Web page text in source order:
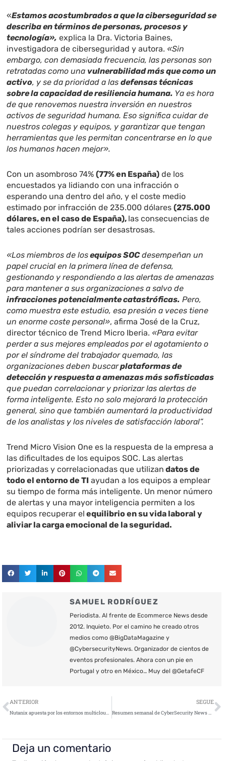
«Estamos acostumbrados a que la ciberseguridad se
describa en términos de personas, procesos y
tecnología», explica la Dra. Victoria Baines,
investigadora de ciberseguridad y autora. «Sin
embargo, con demasiada frecuencia, las personas son
retratadas como una vulnerabilidad más que como un
activo, y se da prioridad a lasdefensas técnicas
sobre la capacidad de resiliencia humana. Ya es hora
de que renovemos nuestra inversión en nuestros
activos de seguridad humana. Eso significa cuidar de
nuestros colegas y equipos, y garantizar que tengan
herramientas que les permitan concentrarse en lo que
los humanos hacen mejor».
Con un asombroso 74%(77% en España) de los
encuestados ya lidiando con una infracción o
esperando una dentro del año, y el coste medio
estimado por infracción de 235.000 dólares(275.000
dólares, en el caso de España), las consecuencias de
tales acciones podrían ser desastrosas.
«Los miembros de losequipos SOCdesempeñan un
papel crucial en la primera línea de defensa,
gestionando y respondiendo a las alertas de amenazas
para mantener a sus organizaciones a salvo de
infracciones potencialmente catastróficas. Pero,
como muestra este estudio, esa presión a veces tiene
un enorme coste personal», afirma José de la Cruz,
director técnico de Trend Micro Iberia. «Para evitar
perder a sus mejores empleados por el agotamiento o
por el síndrome del trabajador quemado, las
organizaciones deben buscarplataformas de
detección y respuesta a amenazas más sofisticadas
que puedan correlacionar y priorizar las alertas de
forma inteligente. Esto no solo mejorará la protección
general, sino que también aumentará la productividad
de los analistas y los niveles de satisfacción laboral”.
Trend Micro Vision One es la respuesta de la empresa a
las dificultades de los equipos SOC. Las alertas
priorizadas y correlacionadas que utilizan datos de
todo el entorno de TI ayudan a los equipos a emplear
su tiempo de forma más inteligente. Un menor número
de alertas y una mayor inteligencia permiten a los
equipos recuperar el equilibrio en su vida laboral y
aliviar la carga emocional de la seguridad.
SAMUEL RODRÍGUEZ
Periodista. Al frente de Ecommerce News desde
2012. Inquieto. Por el camino he creado otros
medios como @BigDataMagazine y
@CybersecurityNews. Organizador de cientos de
eventos profesionales. Ahora con un pie en
Portugal y otro en México… Muy del @GetafeCF
Ant
ANTERIOR
Nutanix apuesta por los entornos multicloud para responder a las necesidades de la nueva economía digital
SEGUE
Resumen semanal de CyberSecurity News – 28 de mayo de 2021
Deja un comentario